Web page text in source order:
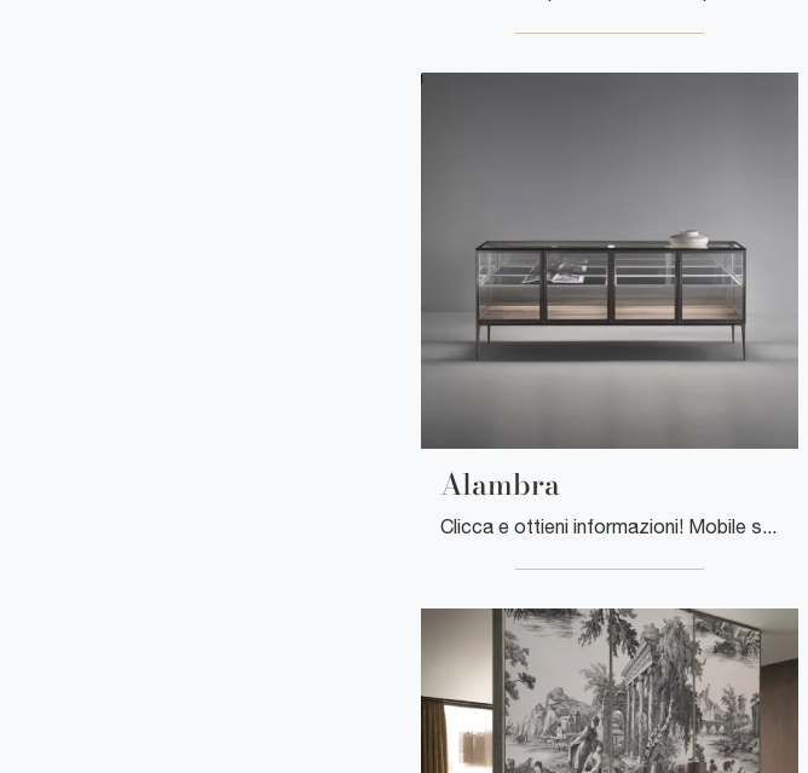
Alambra
Clicca e ottieni informazioni! Mobile soggiorno Alambra di Rimadesio in vetro: ti aspetta per impreziosire le tue stanze moderne.